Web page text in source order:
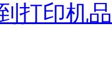
打印机